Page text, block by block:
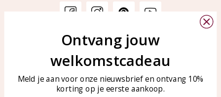
Veelgestelde vragen
Sieraden onderhouden
KAYA Sieraden
Bellen of WhatsApp Ma-Vr
tussen 09:00-17:00
Tel: 0850003187
Ontvang jouw
welkomstcadeau
Meld je aan voor onze nieuwsbrief en ontvang 10%
korting op je eerste aankoop.